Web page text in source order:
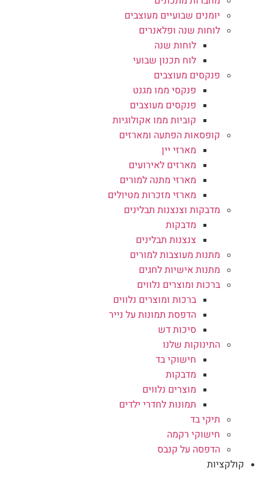
יומנים שבועיים מעוצבים
לוחות שנה ופלאנרים
לוחות שנה
לוח תכנון שבועי
פנקסים מעוצבים
פנקסי ממו מגנט
פנקסים מעוצבים
קוביות ממו אקולוגיות
קופסאות הפתעה ומארזים
מארזי יין
מארזים לאירועים
מארזי מתנה למורים
מארזי מזכרות מטיולים
מדבקות וצנצנות תבלינים
מדבקות
צנצנות תבלינים
מתנות מעוצבות למורים
מתנות אישיות לחגים
ברכות ומוצרים נלווים
ברכות ומוצרים נלווים
הדפסת תמונות על נייר
סיכות דש
התינוקות שלנו
חישוקי בד
מדבקות
מוצרים נלווים
תמונות לחדרי ילדים
תיקי בד
חישוקי רקמה
הדפסה על קנבס
קולקציות